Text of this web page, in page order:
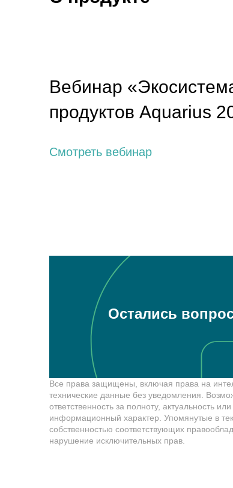
Вебинар
продуктов Aquarius
Смотреть вебинар
Остались
Все права защищены, включая права на
технические данные без уведомления.
ответственность за полноту, актуальность
информационный характер. Упомянутые в
собственностью соответствующих
нарушение исключительных прав.